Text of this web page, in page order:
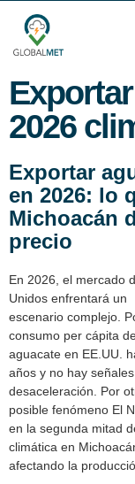
2026
Exportar
en 2026: lo
Michoacán
precio
En 2026, el mercado
Unidos enfrentará un
escenario complejo.
consumo per cápita
aguacate en EE.UU.
años y no hay
desaceleración. Por
posible fenómeno El
en la segunda mitad
climática en
afectando la